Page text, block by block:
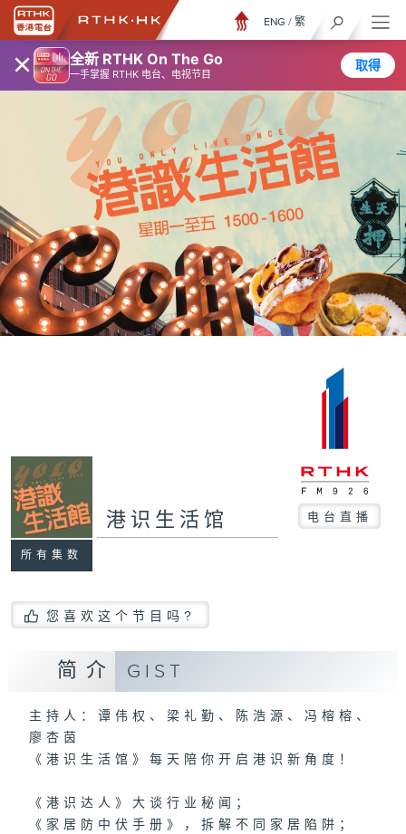
× 全新 RTHK On The Go
一手掌握 RTHK 电台、电视节目
取得
ENG / 繁
所有集数
港识生活馆 电台直播
您喜欢这个节目吗?
简介 GIST
主持人：谭伟权、梁礼勤、陈浩源、冯榕榕、
廖杏茵
《港识生活馆》每天陪你开启港识新角度！
《港识达人》大谈行业秘闻；
《家居防中伏手册》，拆解不同家居陷阱；